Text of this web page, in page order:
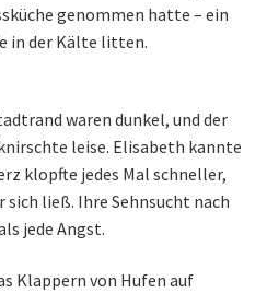
genommen hatte – ein
in der Kälte litten.
waren dunkel, und der
leise. Elisabeth kannte
klopfte jedes Mal schneller,
sich ließ. Ihre Sehnsucht nach
jede Angst.
Klappern von Hufen auf